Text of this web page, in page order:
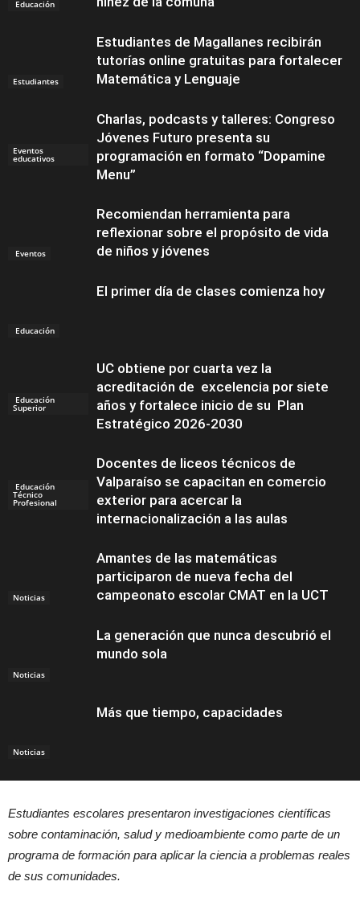
Educación
Estudiantes
Estudiantes de Magallanes recibirán
tutorías online gratuitas para fortalecer
Matemática y Lenguaje
Eventos
educativos
Charlas, podcasts y talleres: Congreso
Jóvenes Futuro presenta su
programación en formato “Dopamine
Menu”
Eventos
Recomiendan herramienta para
reflexionar sobre el propósito de vida
de niños y jóvenes
Educación
El primer día de clases comienza hoy
Educación
Superior
UC obtiene por cuarta vez la
acreditación de excelencia por siete
años y fortalece inicio de su Plan
Estratégico 2026-2030
Educación
Técnico
Profesional
Docentes de liceos técnicos de
Valparaíso se capacitan en comercio
exterior para acercar la
internacionalización a las aulas
Noticias
Amantes de las matemáticas
participaron de nueva fecha del
campeonato escolar CMAT en la UCT
Noticias
La generación que nunca descubrió el
mundo sola
Noticias
Más que tiempo, capacidades
Estudiantes escolares presentaron investigaciones científicas
sobre contaminación, salud y medioambiente como parte de un
programa de formación para aplicar la ciencia a problemas reales
de sus comunidades.